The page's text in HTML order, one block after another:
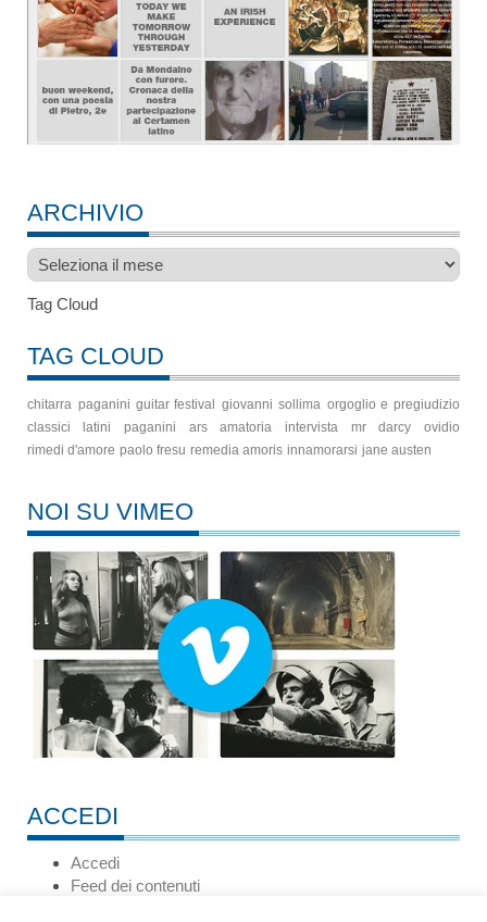
ARCHIVIO
Archivio
Tag Cloud
TAG CLOUD
chitarra paganini guitar festival giovanni sollima orgoglio e pregiudizio
classici latini
paganini ars amatoria intervista mr darcy
ovidio
rimedi d'amore paolo fresu remedia amoris innamorarsi jane austen
NOI SU VIMEO
ACCEDI
Accedi
Feed dei contenuti